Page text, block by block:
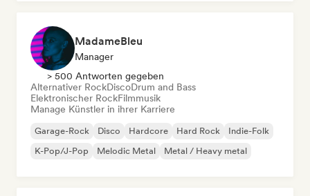
MadameBleu
Manager
> 500 Antworten gegeben
Alternativer RockDiscoDrum and Bass
Elektronischer RockFilmmusik
Manage Künstler in ihrer Karriere
Garage-Rock Disco Hardcore Hard Rock
Indie-Folk
K-Pop/J-Pop
Melodic Metal Metal / Heavy metal